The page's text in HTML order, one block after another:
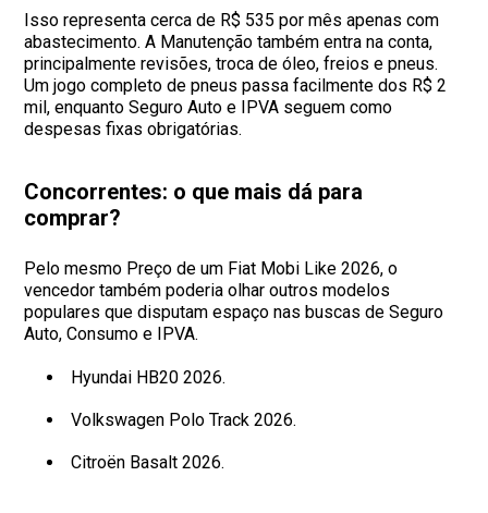
Isso representa cerca de R$ 535 por mês apenas com
abastecimento. A Manutenção também entra na conta,
principalmente revisões, troca de óleo, freios e pneus.
Um jogo completo de pneus passa facilmente dos R$ 2
mil, enquanto Seguro Auto e IPVA seguem como
despesas fixas obrigatórias.
Concorrentes: o que mais dá para
comprar?
Pelo mesmo Preço de um Fiat Mobi Like 2026, o
vencedor também poderia olhar outros modelos
populares que disputam espaço nas buscas de Seguro
Auto, Consumo e IPVA.
Hyundai HB20 2026.
Volkswagen Polo Track 2026.
Citroën Basalt 2026.